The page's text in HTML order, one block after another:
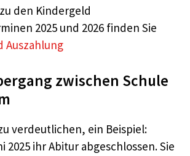
den Kindergeld
2025 und 2026 finden Sie
Auszahlung
zwischen Schule
verdeutlichen, ein Beispiel:
2025 ihr Abitur abgeschlossen. Sie